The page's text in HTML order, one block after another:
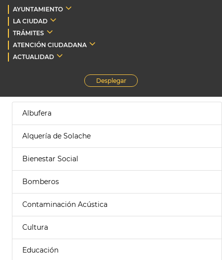
AYUNTAMIENTO
LA CIUDAD
TRÁMITES
ATENCIÓN CIUDADANA
ACTUALIDAD
Desplegar
Albufera
Alquería de Solache
Bienestar Social
Bomberos
Contaminación Acústica
Cultura
Educación